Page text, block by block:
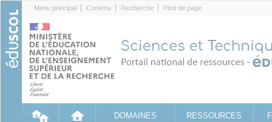
Menu principal Contenu Recherche Pied de page
DOMAINES RESSOURCES